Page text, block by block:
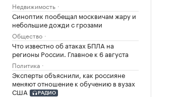
Недвижимость
Синоптик пообещал москвичам жару и
небольшие дожди с грозами
Общество
Что известно об атаках БПЛА на
регионы России. Главное к 6 августа
Политика
Эксперты объяснили, как россияне
меняют отношение к обучению в вузах
США
РАДИО